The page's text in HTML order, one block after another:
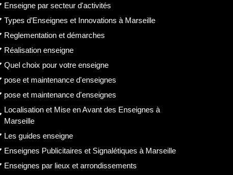
Enseigne par secteur d'activités
Types d’Enseignes et Innovations à Marseille
Reglementation et démarches
Réalisation enseigne
Quel choix pour votre enseigne
pose et maintenance d'enseignes
pose et maintenance d'enseignes
Localisation et Mise en Avant des Enseignes à
Marseille
Les guides enseigne
Enseignes Publicitaires et Signalétiques à Marseille
Enseignes par lieux et arrondissements